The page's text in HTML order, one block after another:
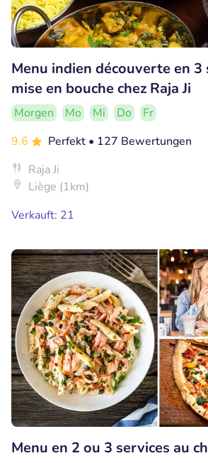
Menu indien découverte en 3
mise en bouche chez Raja Ji
Morgen Mo Mi Do
Fr
9.6
Perfekt • 127 Bewertungen
Raja Ji
Liège (1km)
Verkauft: 21
Menu en 2 ou 3 services au